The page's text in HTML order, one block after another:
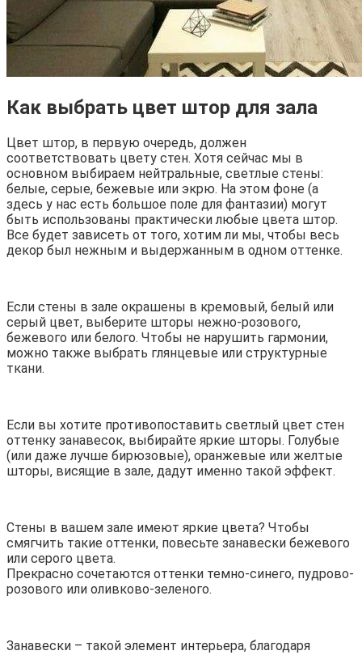
Как выбрать цвет штор для зала
Цвет штор, в первую очередь, должен
соответствовать цвету стен. Хотя сейчас мы в
основном выбираем нейтральные, светлые стены:
белые, серые, бежевые или экрю. На этом фоне (а
здесь у нас есть большое поле для фантазии) могут
быть использованы практически любые цвета штор.
Все будет зависеть от того, хотим ли мы, чтобы весь
декор был нежным и выдержанным в одном оттенке.
Если стены в зале окрашены в кремовый, белый или
серый цвет, выберите шторы нежно-розового,
бежевого или белого. Чтобы не нарушить гармонии,
можно также выбрать глянцевые или структурные
ткани.
Если вы хотите противопоставить светлый цвет стен
оттенку занавесок, выбирайте яркие шторы. Голубые
(или даже лучше бирюзовые), оранжевые или желтые
шторы, висящие в зале, дадут именно такой эффект.
Стены в вашем зале имеют яркие цвета? Чтобы
смягчить такие оттенки, повесьте занавески бежевого
или серого цвета.
Прекрасно сочетаются оттенки темно-синего, пудрово-
розового или оливково-зеленого.
Занавески – такой элемент интерьера, благодаря